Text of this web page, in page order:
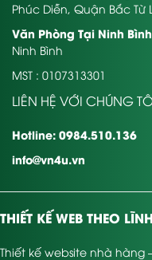
Phúc Diễn, Quận Bắc Từ
Văn Phòng Tại Ninh
Ninh Bình
MST : 0107313301
LIÊN HỆ VỚI CHÚNG
Hotline: 0984.510.136
info@vn4u.vn
THIẾT KẾ WEB THEO
Thiết kế website nhà hàng